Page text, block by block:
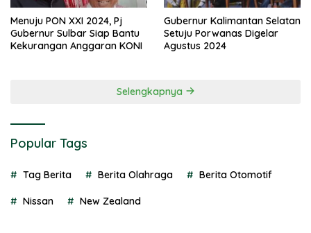
Menuju PON XXI 2024, Pj
Gubernur Sulbar Siap Bantu
Kekurangan Anggaran KONI
Gubernur Kalimantan Selatan
Setuju Porwanas Digelar
Agustus 2024
Selengkapnya
Popular Tags
Tag Berita Berita Olahraga Berita Otomotif
Nissan New Zealand